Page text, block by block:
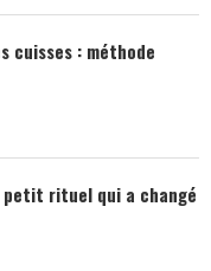
cuisses : méthode
rituel qui a changé